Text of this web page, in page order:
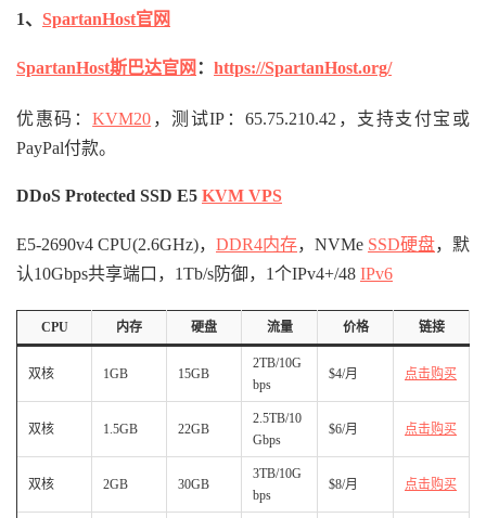
1、 SpartanHost官网
SpartanHost斯巴达官网 ： https://SpartanHost.org/
优惠码：KVM20 ，测试IP：65.75.210.42，支持支付宝或
PayPal付款。
DDoS Protected SSD E5 KVM VPS
E5-2690v4 CPU(2.6GHz)， DDR4内存，NVMe SSD硬盘，默
认10Gbps共享端口，1Tb/s防御，1个IPv4+/48 IPv6
CPU 内存 硬盘 流量 价格 链接
双核 1GB 15GB
2TB/10G
bps
$4/月 点击购买
双核 1.5GB 22GB
2.5TB/10
Gbps
$6/月 点击购买
双核 2GB 30GB
3TB/10G
bps
$8/月 点击购买